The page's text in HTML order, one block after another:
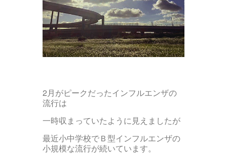
2月がピークだったインフルエンザの
流行は
一時収まっていたように見えましたが
最近小中学校でＢ型インフルエンザの
小規模な流行が続いています。